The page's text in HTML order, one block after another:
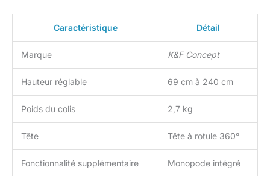
Caractéristique Détail
Marque K&F Concept
Hauteur réglable 69 cm à 240 cm
Poids du colis 2,7 kg
Tête Tête à rotule 360°
Fonctionnalité supplémentaire Monopode intégré